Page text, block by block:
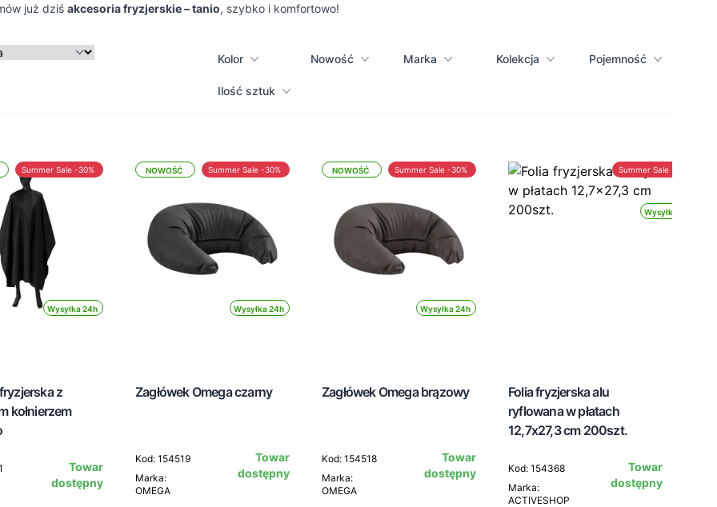
już dziś akcesoria fryzjerskie – tanio, szybko i komfortowo!
Kolor Nowość Marka Kolekcja Pojemność
Ilość sztuk
Wysyłka 24h
Summer Sale -30%
z
kołnierzem
Towar
dostępny
Wysyłka 24h
Summer Sale -30%
NOWOŚĆ
Zagłówek Omega czarny
Kod: 154519
Marka:
OMEGA
Towar
dostępny
Wysyłka 24h
Summer Sale -30%
NOWOŚĆ
Zagłówek Omega brązowy
Kod: 154518
Marka:
OMEGA
Towar
dostępny
Wysyłka 24h
Summer Sale -30%
Folia fryzjerska alu
ryflowana w płatach
12,7x27,3 cm 200szt.
Kod: 154368
Marka:
ACTIVESHOP
Towar
dostępny